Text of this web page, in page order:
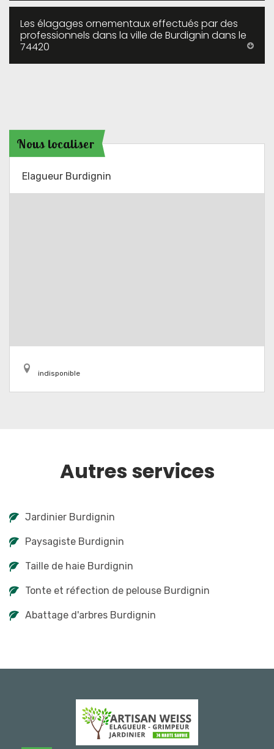
Les élagages ornementaux effectués par des
professionnels dans la ville de Burdignin dans le
74420
Nous localiser
Elagueur Burdignin
indisponible
Autres services
Jardinier Burdignin
Paysagiste Burdignin
Taille de haie Burdignin
Tonte et réfection de pelouse Burdignin
Abattage d'arbres Burdignin